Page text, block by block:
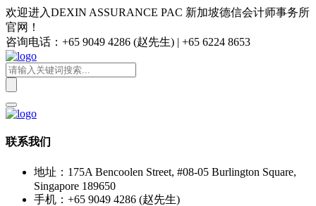
欢迎进入DEXIN ASSURANCE PAC 新加坡德信会计师事务所
官网！
咨询电话：+65 9049 4286 (赵先生) | +65 6224 8653
联系我们
地址：175A Bencoolen Street, #08-05 Burlington Square,
Singapore 189650
手机：+65 9049 4286 (赵先生)